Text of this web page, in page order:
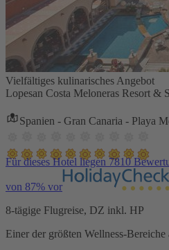
Vielfältiges kulinarisches Angebot
Lopesan Costa Meloneras Resort &
Spanien - Gran Canaria - Playa
Für dieses Hotel liegen 7810
von 87% vor
8-tägige Flugreise, DZ inkl. HP
Einer der größten Wellness-